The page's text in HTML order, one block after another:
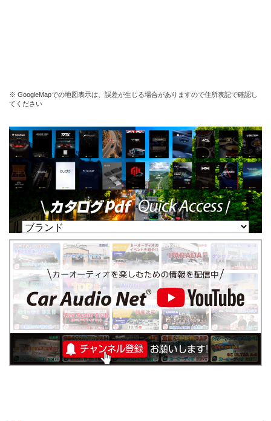
※ GoogleMapでの地図表示は、誤差が生じる場合がありますので住所表記で確認し
てください